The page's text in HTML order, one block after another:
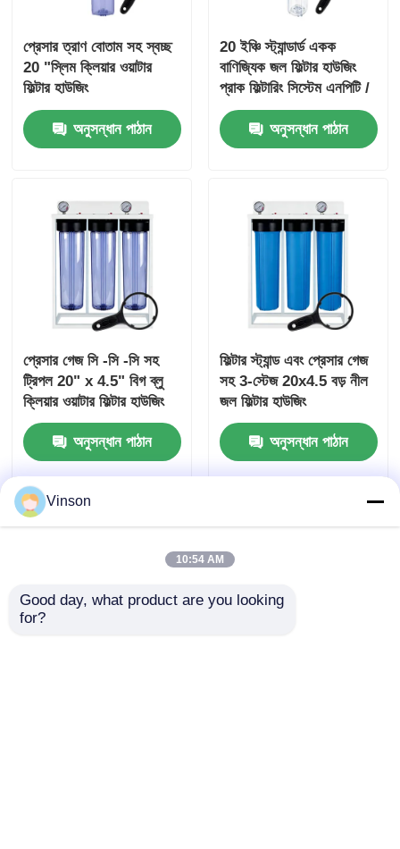
প্রেসার ত্রাণ বোতাম সহ স্বচ্ছ
20 "স্লিম ক্লিয়ার ওয়াটার
ফিল্টার হাউজিং
অনুসন্ধান পাঠান
20 ইঞ্চি স্ট্যান্ডার্ড একক
বাণিজ্যিক জল ফিল্টার হাউজিং
প্রাক ফিল্টারিং সিস্টেম এনপিটি /
বিএসপি পোর্ট চাপ মুক্তি
অনুসন্ধান পাঠান
প্রেসার গেজ সি -সি -সি সহ
ট্রিপল 20" x 4.5" বিগ ব্লু
ক্লিয়ার ওয়াটার ফিল্টার হাউজিং
অনুসন্ধান পাঠান
ফিল্টার স্ট্যান্ড এবং প্রেসার গেজ
সহ 3-স্টেজ 20x4.5 বড় নীল
জল ফিল্টার হাউজিং
অনুসন্ধান পাঠান
Vinson
10:54 AM
Good day, what product are you looking
for?